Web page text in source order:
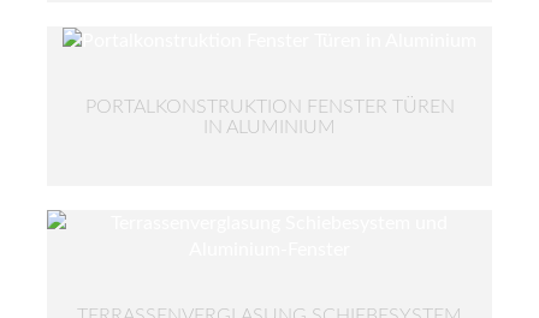
PORTALKONSTRUKTION FENSTER TÜREN
IN ALUMINIUM